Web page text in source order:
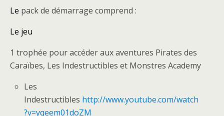
Le pack de démarrage comprend :
Le jeu
1 trophée pour accéder aux aventures Pirates des
Caraïbes, Les Indestructibles et Monstres Academy
Les
Indestructibles http://www.youtube.com/watch
?v=yqeem01doZM